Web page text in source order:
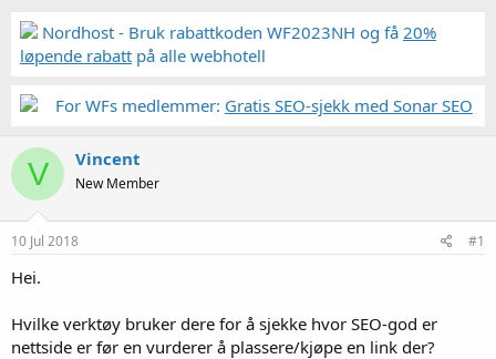
å
d
s
a
e
r
t
a
Nordhost - Bruk rabattkoden WF2023NH og få 20%
løpende rabatt på alle webhotell
For WFs medlemmer: Gratis SEO-sjekk med Sonar SEO
V Vincent
New Member
10 Jul 2018 #1
Hei.
Hvilke verktøy bruker dere for å sjekke hvor SEO-god er
nettside er før en vurderer å plassere/kjøpe en link der?